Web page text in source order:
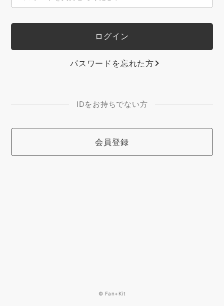
パスワードを忘れた方
IDをお持ちでない方
会員登録
© Fan+Kit